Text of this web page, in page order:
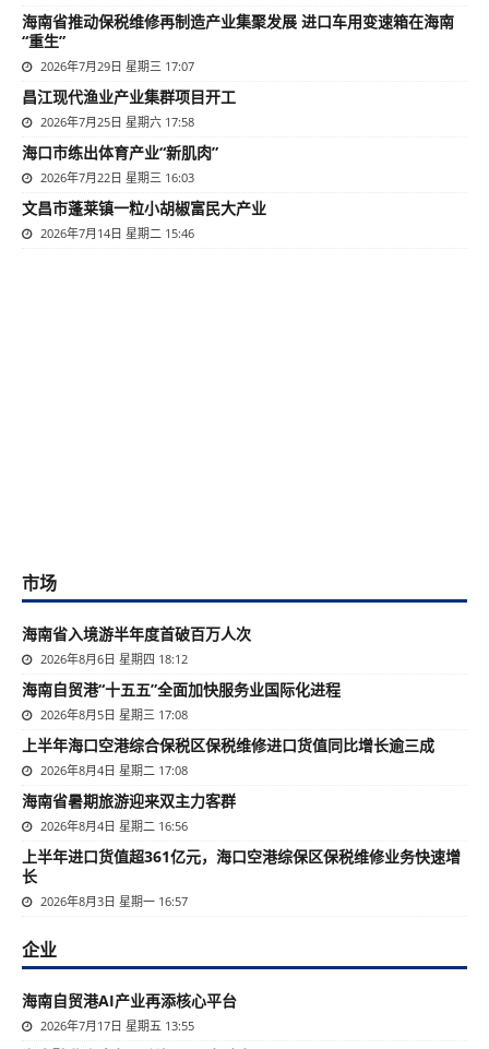
海南省推动保税维修再制造产业集聚发展 进口车用变速箱在海南
“重生”
2026年7月29日 星期三 17:07
昌江现代渔业产业集群项目开工
2026年7月25日 星期六 17:58
海口市练出体育产业“新肌肉”
2026年7月22日 星期三 16:03
文昌市蓬莱镇一粒小胡椒富民大产业
2026年7月14日 星期二 15:46
市场
海南省入境游半年度首破百万人次
2026年8月6日 星期四 18:12
海南自贸港“十五五”全面加快服务业国际化进程
2026年8月5日 星期三 17:08
上半年海口空港综合保税区保税维修进口货值同比增长逾三成
2026年8月4日 星期二 17:08
海南省暑期旅游迎来双主力客群
2026年8月4日 星期二 16:56
上半年进口货值超361亿元，海口空港综保区保税维修业务快速增
长
2026年8月3日 星期一 16:57
企业
海南自贸港AI产业再添核心平台
2026年7月17日 星期五 13:55